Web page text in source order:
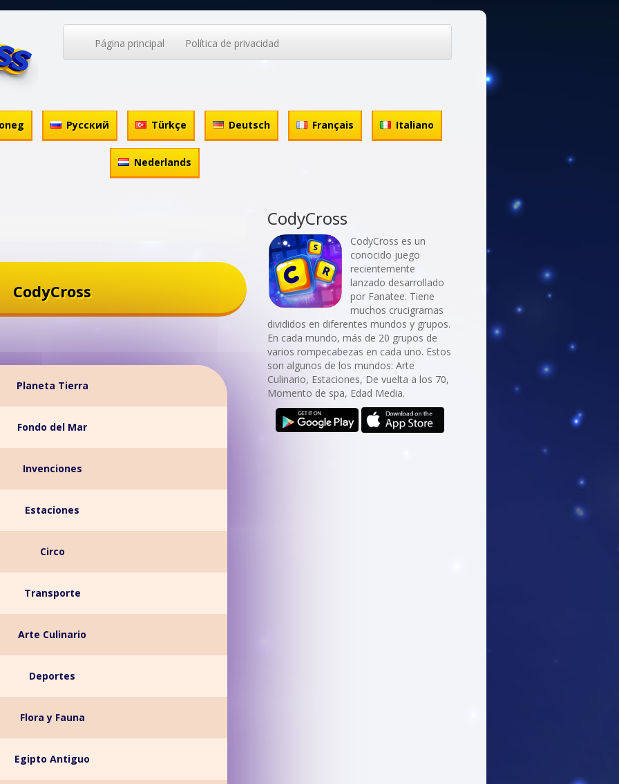
Página principal Política de privacidad
Русский Türkçe Deutsch Français Italiano
Nederlands
CodyCross
Planeta Tierra
Fondo del Mar
Invenciones
Estaciones
Circo
Transporte
Arte Culinario
Deportes
Flora y Fauna
Egipto Antiguo
CodyCross
CodyCross es un
conocido juego
recientemente
lanzado desarrollado
por Fanatee. Tiene
muchos crucigramas
divididos en diferentes mundos y grupos.
En cada mundo, más de 20 grupos de
varios rompecabezas en cada uno. Estos
son algunos de los mundos: Arte
Culinario, Estaciones, De vuelta a los 70,
Momento de spa, Edad Media.